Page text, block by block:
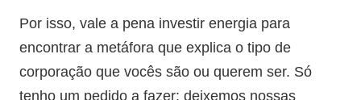
Por isso, vale a pena investir energia para
encontrar a metáfora que explica o tipo de
corporação que vocês são ou querem ser. Só
tenho um pedido a fazer: deixemos nossas